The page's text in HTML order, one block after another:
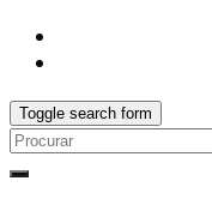
Toggle search form
Search